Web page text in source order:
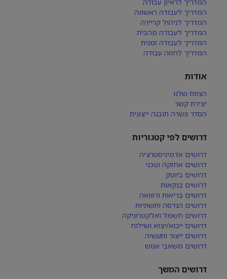
המדריך לעבודה ראשונה
המדריך לניהול קריירה
המדריך לעבודה מהבית
המדריך לעבודה זמנית
המדריך לחוזה עבודה
אודות
הצוות שלנו
יצירת קשר
הסדר פשרה תובנה ייצוגית
דרושים לפי קטגוריות
דרושים אדמיניסטרציה
דרושים אחזקה וטכני
דרושים ביוטק
דרושים בנקאות
דרושים בריאות ורפואה
דרושים הנדסה ותשתיות
דרושים חשמל ואלקטרוניקה
דרושים ייבוא/יצוא ושילוח
דרושים ייצור ותעשיה
דרושים משאבי אנוש
דרושים המשך